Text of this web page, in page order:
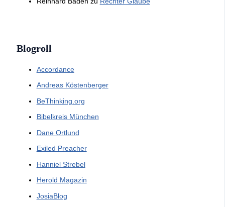
Blogroll
Accordance
Andreas Köstenberger
BeThinking.org
Bibelkreis München
Dane Ortlund
Exiled Preacher
Hanniel Strebel
Herold Magazin
JosiaBlog